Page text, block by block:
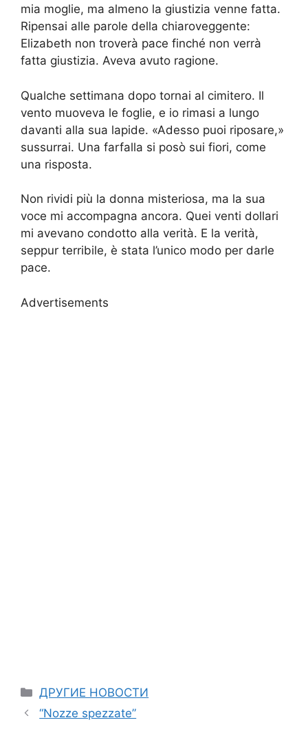
mia moglie, ma almeno la giustizia venne fatta.
Ripensai alle parole della chiaroveggente:
Elizabeth non troverà pace finché non verrà
fatta giustizia. Aveva avuto ragione.
Qualche settimana dopo tornai al cimitero. Il
vento muoveva le foglie, e io rimasi a lungo
davanti alla sua lapide. «Adesso puoi riposare,»
sussurrai. Una farfalla si posò sui fiori, come
una risposta.
Non rividi più la donna misteriosa, ma la sua
voce mi accompagna ancora. Quei venti dollari
mi avevano condotto alla verità. E la verità,
seppur terribile, è stata l’unico modo per darle
pace.
Advertisements
Categories
ДРУГИЕ НОВОСТИ
“Nozze spezzate”